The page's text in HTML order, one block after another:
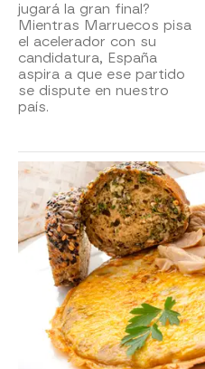
jugará la gran final?
Mientras Marruecos pisa
el acelerador con su
candidatura, España
aspira a que ese partido
se dispute en nuestro
país.